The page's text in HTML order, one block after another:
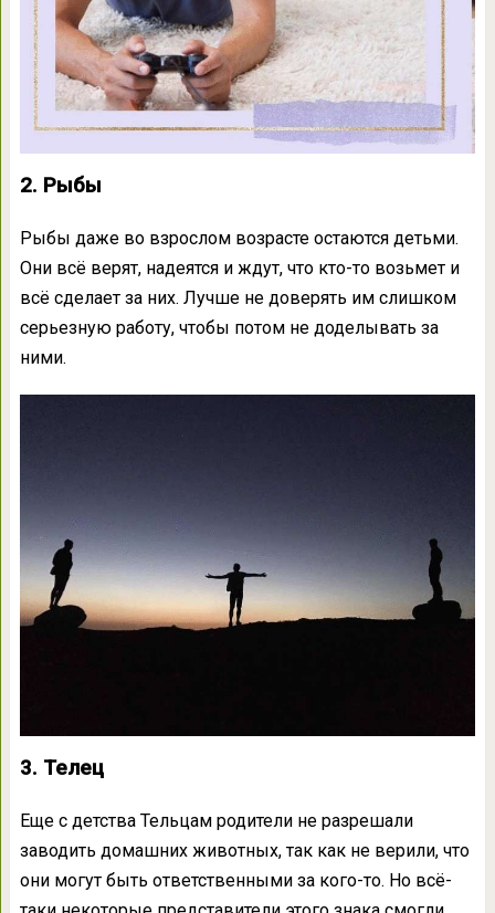
2. Рыбы
Рыбы даже во взрослом возрасте остаются детьми.
Они всё верят, надеятся и ждут, что кто-то возьмет и
всё сделает за них. Лучше не доверять им слишком
серьезную работу, чтобы потом не доделывать за
ними.
3. Телец
Еще с детства Тельцам родители не разрешали
заводить домашних животных, так как не верили, что
они могут быть ответственными за кого-то. Но всё-